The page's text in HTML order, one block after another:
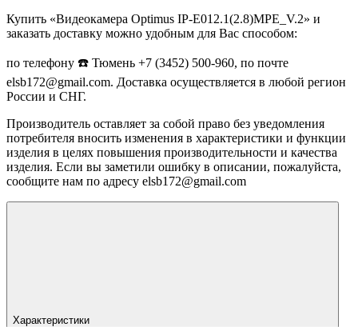
Купить «Видеокамера Optimus IP-E012.1(2.8)MPE_V.2» и
заказать доставку можно удобным для Вас способом:
по телефону ☎️ Тюмень +7 (3452) 500-960, по почте
elsb172@gmail.com. Доставка осуществляется в любой регион
России и СНГ.
Производитель оставляет за собой право без уведомления
потребителя вносить изменения в характеристики и функции
изделия в целях повышения производительности и качества
изделия. Если вы заметили ошибку в описании, пожалуйста,
сообщите нам по адресу elsb172@gmail.com
Характеристики